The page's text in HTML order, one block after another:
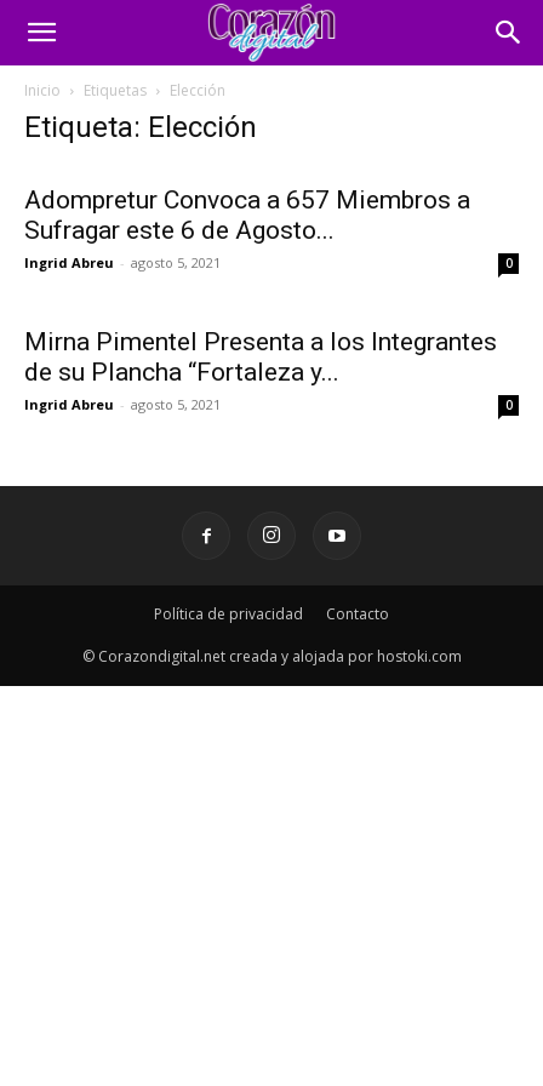
Inicio Etiquetas Elección
Etiqueta: Elección
Adompretur Convoca a 657 Miembros a
Sufragar este 6 de Agosto...
Ingrid Abreu - agosto 5, 2021 0
Mirna Pimentel Presenta a los Integrantes
de su Plancha “Fortaleza y...
Ingrid Abreu - agosto 5, 2021 0
Política de privacidad Contacto
© Corazondigital.net creada y alojada por hostoki.com